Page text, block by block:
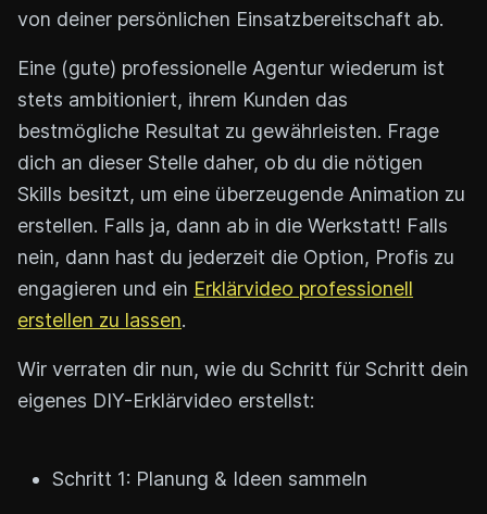
von deiner persönlichen Einsatzbereitschaft ab.
Eine (gute) professionelle Agentur wiederum ist
stets ambitioniert, ihrem Kunden das
bestmögliche Resultat zu gewährleisten. Frage
dich an dieser Stelle daher, ob du die nötigen
Skills besitzt, um eine überzeugende Animation zu
erstellen. Falls ja, dann ab in die Werkstatt! Falls
nein, dann hast du jederzeit die Option, Profis zu
engagieren und ein Erklärvideo professionell
erstellen zu lassen.
Wir verraten dir nun, wie du Schritt für Schritt dein
eigenes DIY-Erklärvideo erstellst:
Schritt 1: Planung & Ideen sammeln